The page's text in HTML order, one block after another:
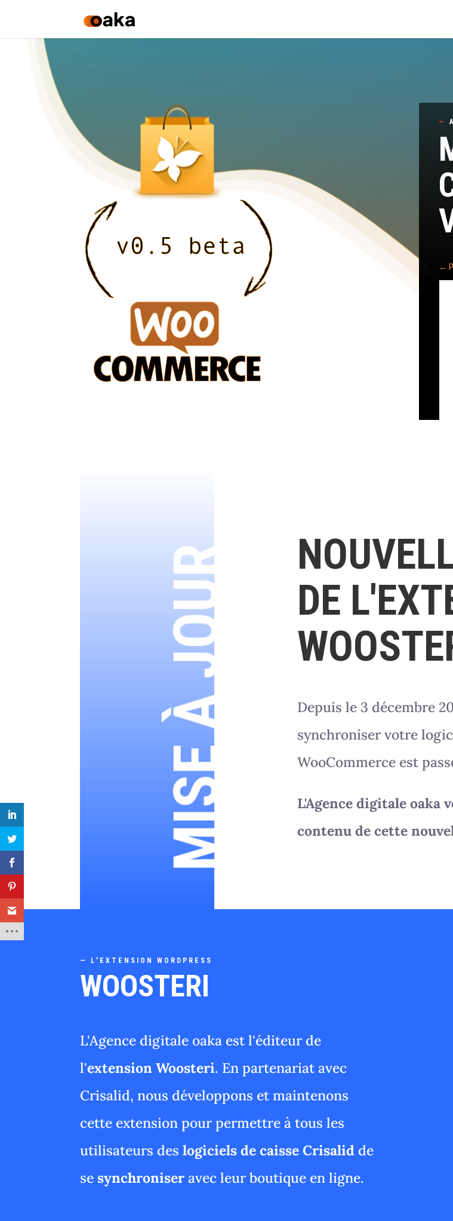
—
←
MISE À JOUR
DE
Depuis le 3 décembre
synchroniser votre
WooCommerce est
L'Agence digitale oaka
contenu de cette
— L'EXTENSION WORDPRESS
WOOSTERI
L'Agence digitale oaka est l'éditeur de
l'extension Woosteri. En partenariat avec
Crisalid, nous développons et maintenons
cette extension pour permettre à tous les
utilisateurs deslogiciels de caisse Crisalid de
se synchroniser avec leur boutique en ligne.